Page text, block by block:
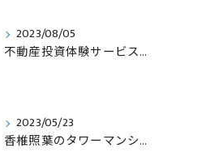
2023/08/05
不動産投資体験サービスのサービス内容を見直します！
2023/05/23
香椎照葉のタワーマンション！高利回りオーナーチェンジ販売します！